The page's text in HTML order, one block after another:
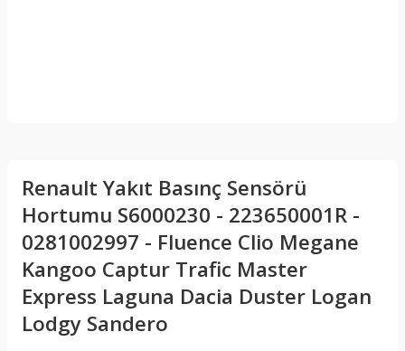
Renault Yakıt Basınç Sensörü
Hortumu S6000230 - 223650001R -
0281002997 - Fluence Clio Megane
Kangoo Captur Trafic Master
Express Laguna Dacia Duster Logan
Lodgy Sandero